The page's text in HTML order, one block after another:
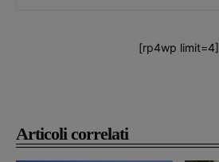
Articoli correlati
[rp4wp limit=4]